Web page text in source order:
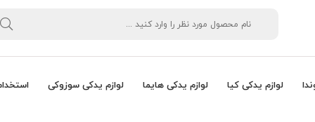
لوازم یدکی کیا لوازم یدکی هایما لوازم یدکی سوزوکی